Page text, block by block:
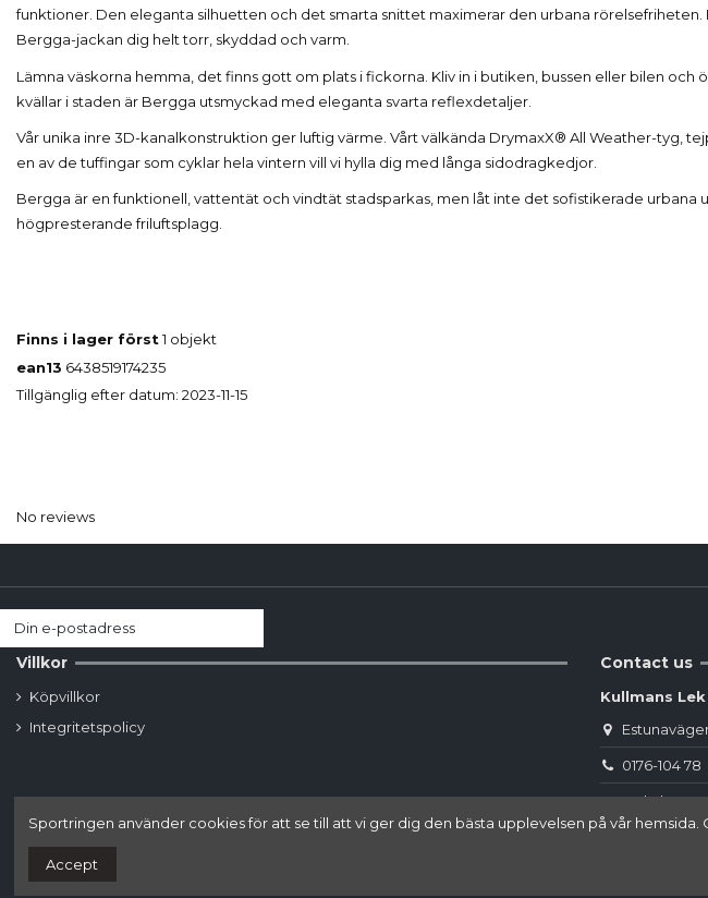
funktioner. Den eleganta silhuetten och det smarta snittet maximerar den urbana
Bergga-jackan dig helt torr, skyddad och varm.
Lämna väskorna hemma, det finns gott om plats i fickorna. Kliv in i butiken, bussen eller bilen
kvällar i staden är Bergga utsmyckad med eleganta svarta reflexdetaljer.
Vår unika inre 3D-kanalkonstruktion ger luftig värme. Vårt välkända DrymaxX® All Weather-tyg,
en av de tuffingar som cyklar hela vintern vill vi hylla dig med långa sidodragkedjor.
Bergga är en funktionell, vattentät och vindtät stadsparkas, men låt inte det sofistikerade
högpresterande friluftsplagg.
Finns i lager först1 objekt
ean13 6438519174235
Tillgänglig efter datum: 2023-11-15
No reviews
Villkor
Köpvillkor
Integritetspolicy
Contact us
Kullmans
0176-104 78
Sportringen använder cookies för att se till att vi ger dig den bästa upplevelsen på vår
Accept